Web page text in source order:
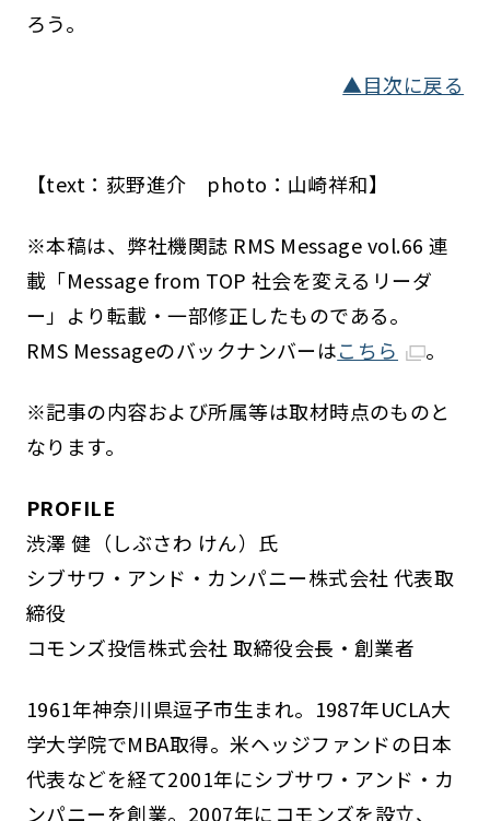
ろう。
▲目次に戻る
【text：荻野進介 photo：山崎祥和】
※本稿は、弊社機関誌 RMS Message vol.66 連
載「Message from TOP 社会を変えるリーダ
ー」より転載・一部修正したものである。
RMS Messageのバックナンバーはこちら 。
※記事の内容および所属等は取材時点のものと
なります。
PROFILE
渋澤 健（しぶさわ けん）氏
シブサワ・アンド・カンパニー株式会社 代表取
締役
コモンズ投信株式会社 取締役会長・創業者
1961年神奈川県逗子市生まれ。1987年UCLA大
学大学院でMBA取得。米ヘッジファンドの日本
代表などを経て2001年にシブサワ・アンド・カ
ンパニーを創業。2007年にコモンズを設立、